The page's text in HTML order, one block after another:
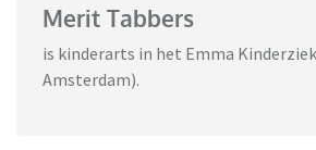
Merit Tabbers
is kinderarts in het Emma
Amsterdam).